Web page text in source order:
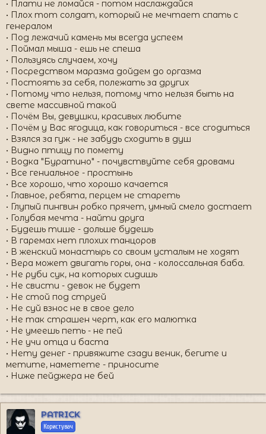
• Плати не ломайся - потом наслаждайся
• Плох тот солдат, который не мечтает спать с
генералом
• Под лежачий камень мы всегда успеем
• Поймал мыша - ешь не спеша
• Пользуясь случаем, хочу
• Посредством маразма дойдем до оргазма
• Постоять за себя, полежать за других
• Потому что нельзя, потому что нельзя быть на
свете массивной такой
• Почём Вы, девушки, красивых любите
• Почём у Вас ягодица, как говориться - все сгодиться
• Взялся за гуж - не забудь сходить в душ
• Видно птицу по помету
• Водка "Буратино" - почувствуйте себя дровами
• Все гениальное - простынь
• Все хорошо, что хорошо качается
• Главное, ребята, перцем не стареть
• Глупый пингвин робко прячет, умный смело достает
• Голубая мечта - найти друга
• Будешь тише - дольше будешь
• В гаремах нет плохих танцоров
• В женский монастырь со своим усталым не ходят
• Вера может двигать горы, она - колоссальная баба.
• Не руби сук, на которых сидишь
• Не свисти - девок не будет
• Не стой под струей
• Не суй взнос не в свое дело
• Не так страшен черт, как его малютка
• Не умеешь петь - не пей
• Не учи отца и баста
• Нету денег - привяжите сзади веник, бегите и
метите, наметете - приносите
• Ниже пейджера не бей
PATRICK
Користувач